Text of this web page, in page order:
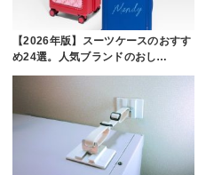
【2026年版】スーツケースのおすす
め24選。人気ブランドのおし…